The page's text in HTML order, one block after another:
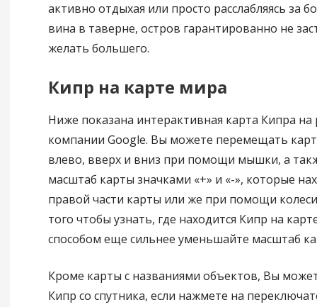
активно отдыхая или просто расслабляясь за
вина в таверне, остров гарантированно не
желать большего.
Кипр на карте мира
Ниже показана интерактивная карта Кипра на
компании Google. Вы можете перемещать
влево, вверх и вниз при помощи мышки, а
масштаб карты значками «+» и «-», которые
правой части карты или же при помощи
того чтобы узнать, где находится Кипр на
способом еще сильнее уменьшайте масштаб
Кроме карты с названиями объектов, Вы
Кипр со спутника, если нажмете на